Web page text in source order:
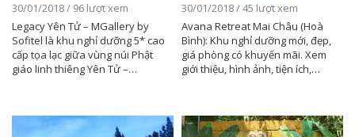
30/01/2018 / 96 lượt xem
Legacy Yên Tử – MGallery by
Sofitel là khu nghỉ dưỡng 5* cao
cấp tọa lạc giữa vùng núi Phật
giáo linh thiêng Yên Tử –…
30/01/2018 / 45 lượt xem
Avana Retreat Mai Châu (Hoà
Bình): Khu nghỉ dưỡng mới, đẹp,
giá phòng có khuyến mãi. Xem
giới thiệu, hình ảnh, tiện ích,…